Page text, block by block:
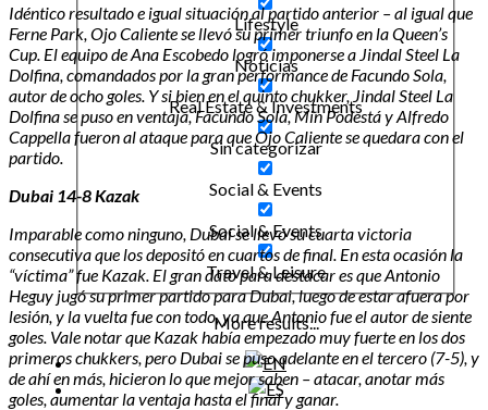
Lifestyle
Noticias
Real Estate & Investments
Sin categorizar
Social & Events
Social & Events
Travel & Leisure
More results...
Idéntico resultado e igual situación al partido anterior – al igual que
Ferne Park, Ojo Caliente se llevó su primer triunfo en la Queen’s
Cup. El equipo de Ana Escobedo logró imponerse a Jindal Steel La
Dolfina, comandados por la gran performance de Facundo Sola,
autor de ocho goles. Y si bien en el quinto chukker, Jindal Steel La
Dolfina se puso en ventaja, Facundo Sola, Min Podestá y Alfredo
Cappella fueron al ataque para que Ojo Caliente se quedara con el
partido.
Dubai 14-8 Kazak
Imparable como ninguno, Dubai se llevó su cuarta victoria
consecutiva que los depositó en cuartos de final. En esta ocasión la
“víctima” fue Kazak. El gran dato para destacar es que Antonio
Heguy jugó su primer partido para Dubai, luego de estar afuera por
lesión, y la vuelta fue con todo, ya que Antonio fue el autor de siente
goles. Vale notar que Kazak había empezado muy fuerte en los dos
primeros chukkers, pero Dubai se puso adelante en el tercero (7-5), y
de ahí en más, hicieron lo que mejor saben – atacar, anotar más
goles, aumentar la ventaja hasta el final y ganar.